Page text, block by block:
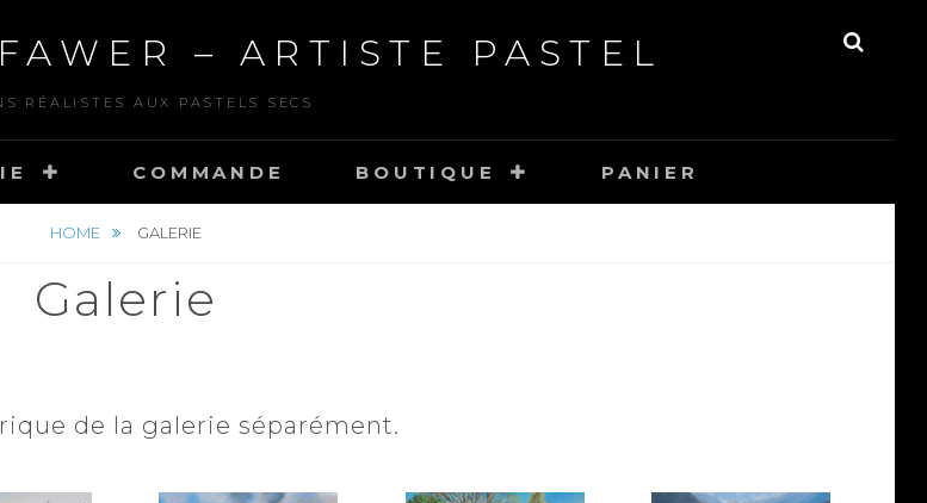
– ARTISTE PASTEL
RÉALISTES AUX PASTELS SECS
COMMANDE BOUTIQUE PANIER
HOME GALERIE
Galerie
de la galerie séparément.